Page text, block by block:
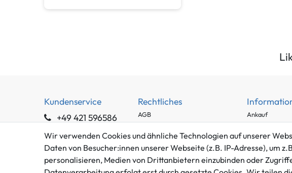
Kundenservice
+49 421 596586
info@gameworld.de
Kontaktformular
Rechtliches
AGB
Datenschutzerklärung
Barrierefreiheitserklärung
Widerrufs­recht
Ankauf
Häufig
Zahlung und
Wir verwenden Cookies und ähnliche Technologien auf unserer
Daten von Besucher:innen unserer Webseite (z.B. IP-Adresse), um
personalisieren, Medien von Drittanbietern einzubinden oder